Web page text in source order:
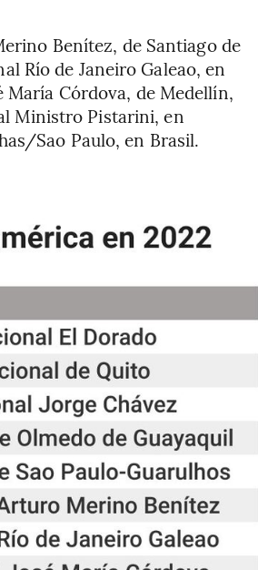
Benítez, de Santiago de
Río de Janeiro Galeao, en
Córdova, de Medellín,
Ministro Pistarini, en
Sao Paulo, en Brasil.